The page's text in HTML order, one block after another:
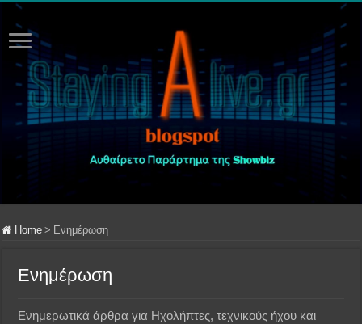
Home > Ενημέρωση
Ενημέρωση
Ενημερωτικά άρθρα για Ηχολήπτες, τεχνικούς ήχου και